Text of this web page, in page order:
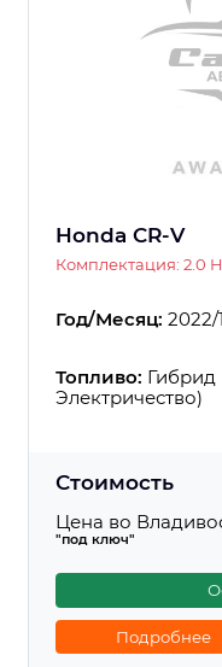
Honda CR-V
Комплектация: 2.0
Год/Месяц: 2022/
Топливо: Гибрид
Электричество)
Стоимость
Цена во
"под ключ"
Подробнее